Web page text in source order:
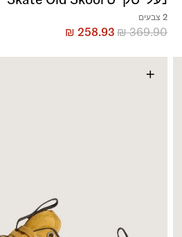
2 צבעים
₪369.90
₪ 258.93
+